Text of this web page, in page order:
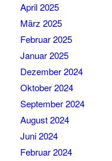
April 2025
März 2025
Februar 2025
Januar 2025
Dezember 2024
Oktober 2024
September 2024
August 2024
Juni 2024
Februar 2024